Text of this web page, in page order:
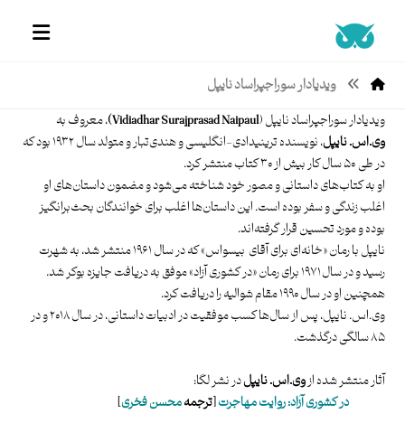
ویدیادار سوراجپراساد نایپل
ویدیادار سوراجپراساد نایپل (Vidiadhar Surajprasad Naipaul) ، معروف به
وی.اس. نایپل
، نویسنده‌ ترینیدادی-انگلیسی و هندی‌تبار و متولد سال ۱۹۳۲ بود که
در طی ۵۰ سال کار بیش از ۳۰ کتاب منتشر کرد.
او به کتاب‌های داستانی و مصور خود شناخته می‌شود و مضمون داستان‌های او
اغلب زندگی و سفر بوده است. این داستان‌ها اغلب برای خوانندگان بحث‌برانگیز
بوده و مورد تحسین قرار گرفته‌اند.
نایپل با رمان «خانه‌ای برای آقای بیسواس» که در سال ۱۹۶۱ منتشر شد، به شهرت
رسید و در سال ۱۹۷۱ برای رمان «در کشوری آزاد» موفق به دریافت جایزه بوکر شد.
همچنین او در سال ۱۹۹۰ مقام شوالیه را دریافت کرد.
وی.اس. نایپل، پس از سال‌ها کسب موفقیت در ادبیات داستانی، در سال ۲۰۱۸ و در
۸۵ سالگی درگذشت.
آثار منتشر شده ازوی.اس. نایپلدر نشر لگا:
در کشوری آزاد: روایت مهاجرت[ترجمهمحسن فخری]